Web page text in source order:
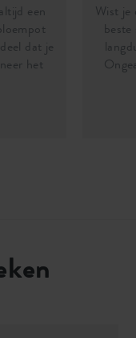
een
dat je
het
Wist je